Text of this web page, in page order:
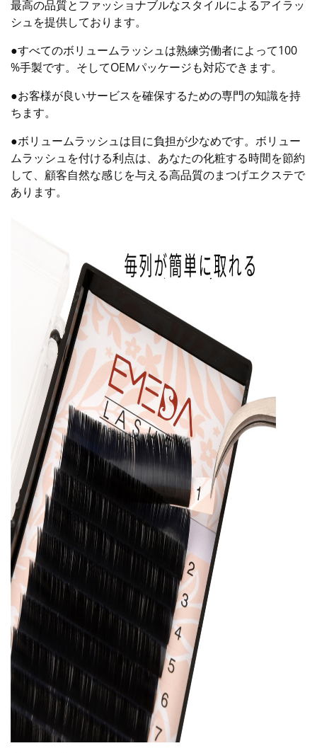
最高の品質とファッショナブルなスタイルによるアイラッ
シュを提供しております。
●すべてのボリュームラッシュは熟練労働者によって100
%手製です。そしてOEMパッケージも対応できます。
●お客様が良いサービスを確保するための専門の知識を持
ちます。
●ボリュームラッシュは目に負担が少なめです。ボリュー
ムラッシュを付ける利点は、あなたの化粧する時間を節約
して、顧客自然な感じを与える高品質のまつげエクステで
あります。